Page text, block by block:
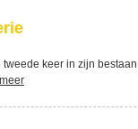
keer in zijn bestaan